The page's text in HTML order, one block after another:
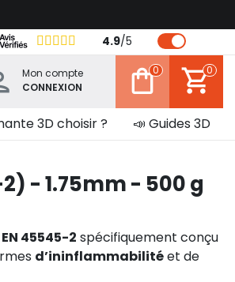
4.9/5
Mon compte
CONNEXION
0 0
3D choisir ? 📣 Guides 3D
- 1.75mm - 500 g
EN 45545-2 spécifiquement conçu
d’ininflammabilitéet de